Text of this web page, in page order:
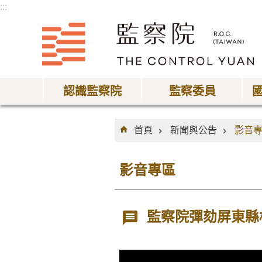
:::
認識監察院 監察委員
:::
首頁
新聞與公告 影音
影音專區
監察院彈劾屏東